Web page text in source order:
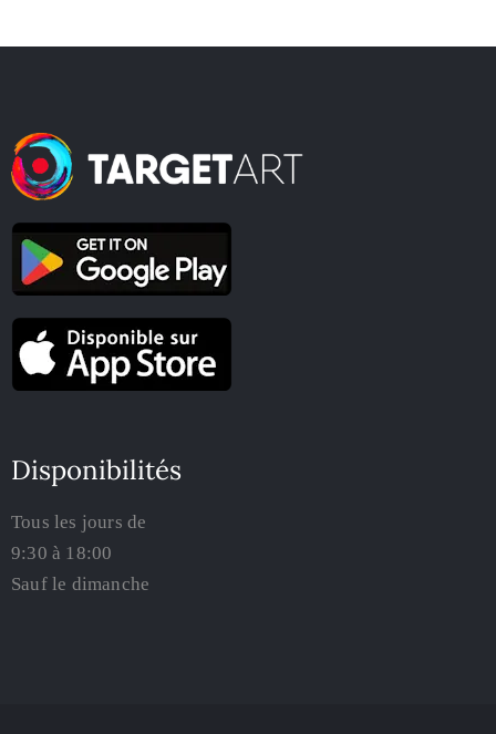
Disponibilités
Tous les jours de
9:30 à 18:00
Sauf le dimanche